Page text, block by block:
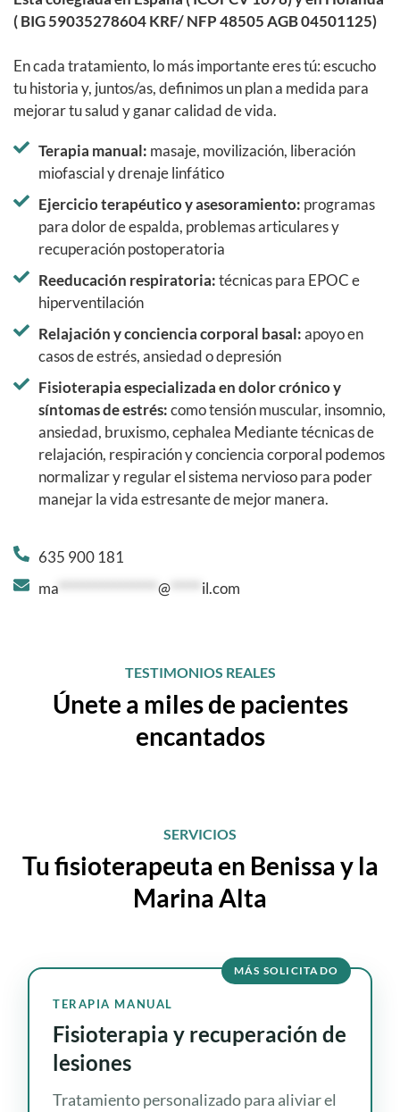
( BIG 59035278604 KRF/ NFP 48505 AGB 04501125)
En cada tratamiento, lo más importante eres tú: escucho
tu historia y, juntos/as, definimos un plan a medida para
mejorar tu salud y ganar calidad de vida.
Terapia manual: masaje, movilización, liberación
miofascial y drenaje linfático
Ejercicio terapéutico y asesoramiento: programas
para dolor de espalda, problemas articulares y
recuperación postoperatoria
Reeducación respiratoria:técnicas para EPOC e
hiperventilación
Relajación y conciencia corporal basal:apoyo en
casos de estrés, ansiedad o depresión
Fisioterapia especializada en dolor crónico y
síntomas de estrés:como tensión muscular, insomnio,
ansiedad, bruxismo, cephalea Mediante técnicas de
relajación, respiración y conciencia corporal podemos
normalizar y regular el sistema nervioso para poder
manejar la vida estresante de mejor manera.
635 900 181
ma**************** @***** il.com
TESTIMONIOS REALES
Únete a miles de pacientes
encantados
SERVICIOS
Tu fisioterapeuta en Benissa y la
Marina Alta
MÁS SOLICITADO
TERAPIA MANUAL
Fisioterapia y recuperación de
lesiones
Tratamiento personalizado para aliviar el